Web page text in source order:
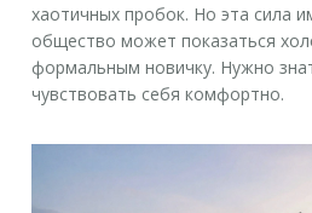
хаотичных пробок. Но эта сила
общество может показаться
формальным новичку. Нужно
чувствовать себя комфортно.